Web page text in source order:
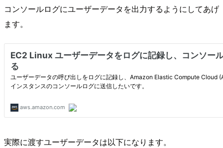
コンソールログにユーザーデータを出力するようにしてあげ
ます。
実際に渡すユーザーデータは以下になります。